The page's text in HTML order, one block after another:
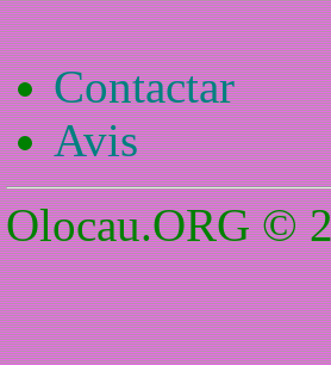
Contactar
Avis
Olocau.ORG ©